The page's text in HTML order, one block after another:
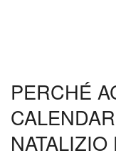
PERCHÉ